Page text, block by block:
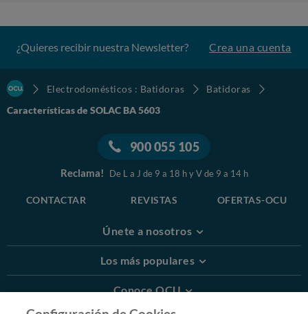
¿Quieres recibir nuestra Newsletter? Crea una cuenta
Electrodomésticos : Batidoras
Batidoras
Características de SOLAC BA 5603
900 055 105
Reclama! De L a J de 9 a 18 h y V de 9 a 14 h
CONTACTAR REVISTAS OFERTAS-OCU
Únete a nosotros
Los más populares
Conoce OCU